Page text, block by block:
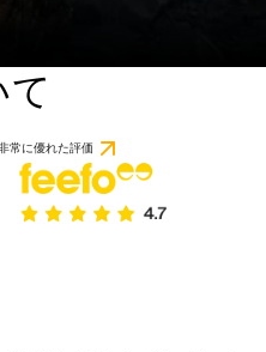
常に優れた評価